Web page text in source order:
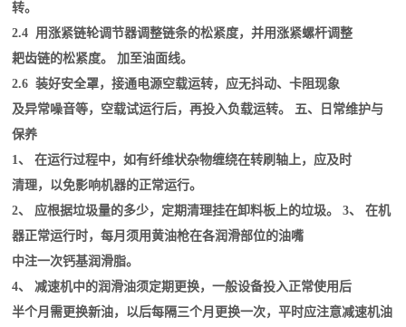
转。
2.4 用涨紧链轮调节器调整链条的松紧度，并用涨紧螺杆调整
耙齿链的松紧度。 加至油面线。
2.6 装好安全罩，接通电源空载运转，应无抖动、卡阻现象
及异常噪音等，空载试运行后，再投入负载运转。 五、日常维护与
保养
1、 在运行过程中，如有纤维状杂物缠绕在转刷轴上，应及时
清理，以免影响机器的正常运行。
2、 应根据垃圾量的多少，定期清理挂在卸料板上的垃圾。 3、 在机
器正常运行时，每月须用黄油枪在各润滑部位的油嘴
中注一次钙基润滑脂。
4、 减速机中的润滑油须定期更换，一般设备投入正常使用后
半个月需更换新油，以后每隔三个月更换一次，平时应注意减速机油